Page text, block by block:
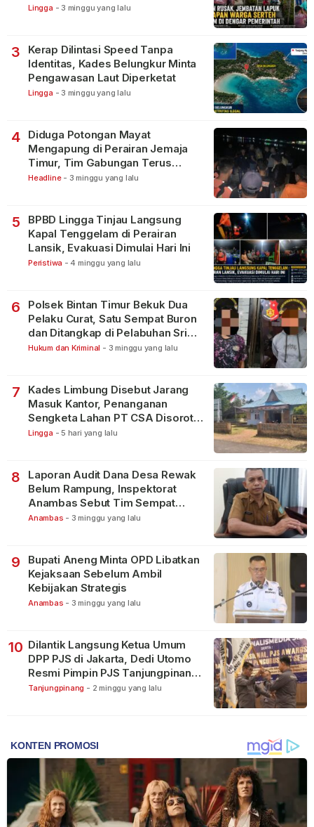
Lingga - 3 minggu yang lalu
3
Kerap Dilintasi Speed Tanpa
Identitas, Kades Belungkur Minta
Pengawasan Laut Diperketat
Lingga - 3 minggu yang lalu
4
Diduga Potongan Mayat
Mengapung di Perairan Jemaja
Timur, Tim Gabungan Terus
Lakukan Pencarian
Headline - 3 minggu yang lalu
5
BPBD Lingga Tinjau Langsung
Kapal Tenggelam di Perairan
Lansik, Evakuasi Dimulai Hari Ini
Peristiwa - 4 minggu yang lalu
6
Polsek Bintan Timur Bekuk Dua
Pelaku Curat, Satu Sempat Buron
dan Ditangkap di Pelabuhan Sri
Bintan Pura
Hukum dan Kriminal - 3 minggu yang lalu
7
Kades Limbung Disebut Jarang
Masuk Kantor, Penanganan
Sengketa Lahan PT CSA Disorot
Warga
Lingga - 5 hari yang lalu
8
Laporan Audit Dana Desa Rewak
Belum Rampung, Inspektorat
Anambas Sebut Tim Sempat
Terbagi Tangani Kasus Lain
Anambas - 3 minggu yang lalu
9
Bupati Aneng Minta OPD Libatkan
Kejaksaan Sebelum Ambil
Kebijakan Strategis
Anambas - 3 minggu yang lalu
10 Dilantik Langsung Ketua Umum
DPP PJS di Jakarta, Dedi Utomo
Resmi Pimpin PJS Tanjungpinang-
Bintan
Tanjungpinang - 2 minggu yang lalu